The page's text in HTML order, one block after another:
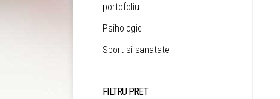
portofoliu
Psihologie
Sport si sanatate
FILTRU PRET